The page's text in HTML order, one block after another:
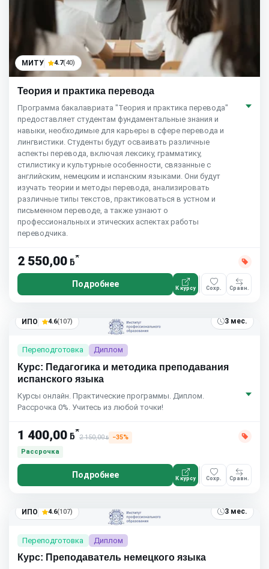
МИТУ 4.7(40)
Теория и практика перевода
Программа бакалавриата "Теория и практика перевода"
предоставляет студентам фундаментальные знания и
навыки, необходимые для карьеры в сфере перевода и
лингвистики. Студенты будут осваивать различные
аспекты перевода, включая лексику, грамматику,
стилистику и культурные особенности, связанные с
английским, немецким и испанским языками. Они будут
изучать теории и методы перевода, анализировать
различные типы текстов, практиковаться в устном и
письменном переводе, а также узнают о
профессиональных и этических аспектах работы
переводчика.
2 550,00 ƃ*
Подробнее К курсу Сохр. Сравн.
ИПО 4.6(107) 3 мес.
Переподготовка Диплом
Курс: Педагогика и методика преподавания
испанского языка
Курсы онлайн. Практические программы. Диплом.
Рассрочка 0%. Учитесь из любой точки!
1 400,00 ƃ*
2 150,00ƃ
−35%
Рассрочка
Подробнее К курсу Сохр. Сравн.
ИПО 4.6(107) 3 мес.
Переподготовка Диплом
Курс: Преподаватель немецкого языка